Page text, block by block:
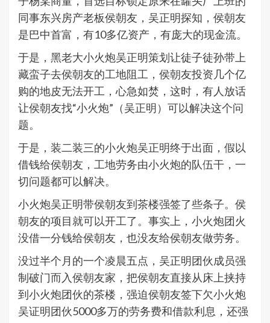
同事东兴房产老板侯朝友，吴正明探知，侯朝友
是巴中首富，有10多亿资产，有庞大的现金流。
于是，黑老大小火炮吴正明策划让徒子徒孙带上
藏蛮子去侯朝友的工地阻工，侯朝友投资几个亿
购的地皮无法开工，心急如焚，这时，有人放话
让侯朝友找“小火炮”（吴正明）可以解决这个问
题。
于是，装二装三的小火炮吴正明终于出面，假以
借钱给侯朝友，工地劳务由小火炮的队伍干，一
切问题都可以解决。
小火炮吴正明带侯朝友到茶楼强签了些条子。侯
朝友的项目就可以开工了。事实上，小火炮团火
没借一分钱给侯朝友，也没友给侯朝友做劳务。
没过半个月的一个凌晨五点，吴正明团伙成员强
制破门而入侯朝友家，把侯朝友直接从床上挟持
到小火炮团伙的茶楼，强迫侯朝友签下欠小火炮
吴证明团伙5000多万的劳务费和借款利息，还强